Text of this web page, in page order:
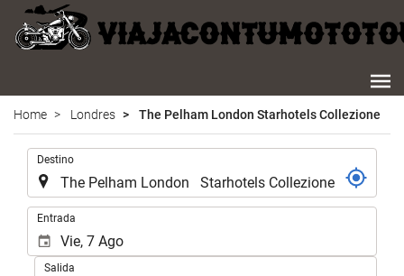
Home Londres The Pelham London Starhotels Collezione
Destino
Entrada
Salida